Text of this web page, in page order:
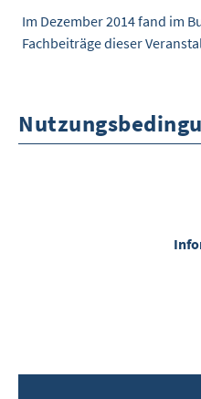
Im Dezember 2014 fand im
Fachbeiträge dieser